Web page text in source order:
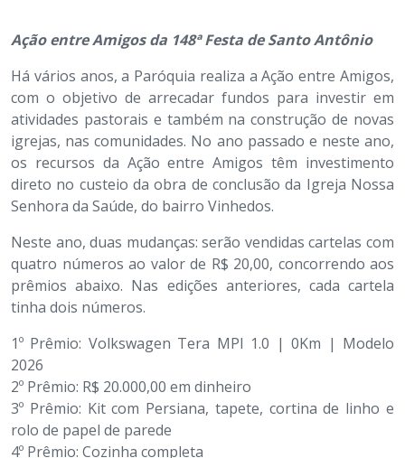
Ação entre Amigos da 148ª Festa de Santo Antônio
Há vários anos, a Paróquia realiza a Ação entre Amigos,
com o objetivo de arrecadar fundos para investir em
atividades pastorais e também na construção de novas
igrejas, nas comunidades. No ano passado e neste ano,
os recursos da Ação entre Amigos têm investimento
direto no custeio da obra de conclusão da Igreja Nossa
Senhora da Saúde, do bairro Vinhedos.
Neste ano, duas mudanças: serão vendidas cartelas com
quatro números ao valor de R$ 20,00, concorrendo aos
prêmios abaixo. Nas edições anteriores, cada cartela
tinha dois números.
1º Prêmio: Volkswagen Tera MPI 1.0 | 0Km | Modelo
2026
2º Prêmio: R$ 20.000,00 em dinheiro
3º Prêmio: Kit com Persiana, tapete, cortina de linho e
rolo de papel de parede
4º Prêmio: Cozinha completa